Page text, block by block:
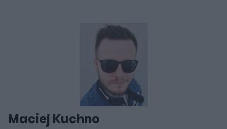
Maciej Kuchno